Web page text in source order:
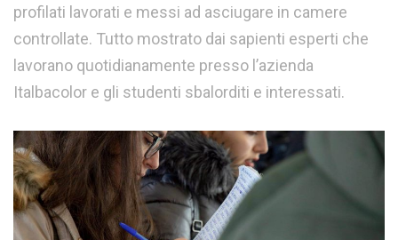
profilati lavorati e messi ad asciugare in camere
controllate. Tutto mostrato dai sapienti esperti che
lavorano quotidianamente presso l’azienda
Italbacolor e gli studenti sbalorditi e interessati.